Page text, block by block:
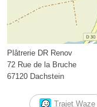
Plâtrerie DR Renov
72 Rue de la Bruche
67120 Dachstein
Trajet Waze